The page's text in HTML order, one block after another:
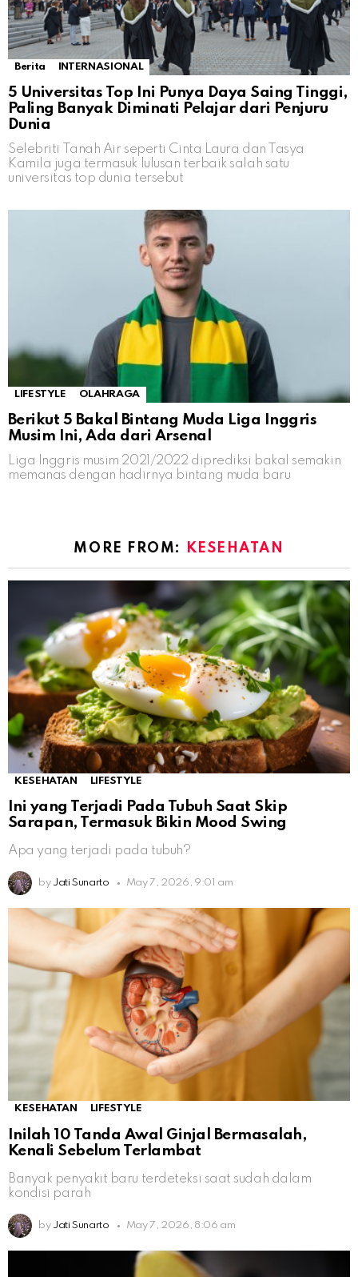
Berita INTERNASIONAL
5 Universitas Top Ini Punya Daya Saing Tinggi,
Paling Banyak Diminati Pelajar dari Penjuru
Dunia
Selebriti Tanah Air seperti Cinta Laura dan Tasya
Kamila juga termasuk lulusan terbaik salah satu
universitas top dunia tersebut
LIFESTYLE OLAHRAGA
Berikut 5 Bakal Bintang Muda Liga Inggris
Musim Ini, Ada dari Arsenal
Liga Inggris musim 2021/2022 diprediksi bakal semakin
memanas dengan hadirnya bintang muda baru
MORE FROM: KESEHATAN
KESEHATAN LIFESTYLE
Ini yang Terjadi Pada Tubuh Saat Skip
Sarapan, Termasuk Bikin Mood Swing
Apa yang terjadi pada tubuh?
by Jati Sunarto May 7, 2026, 9:01 am
KESEHATAN LIFESTYLE
Inilah 10 Tanda Awal Ginjal Bermasalah,
Kenali Sebelum Terlambat
Banyak penyakit baru terdeteksi saat sudah dalam
kondisi parah
by Jati Sunarto May 7, 2026, 8:06 am